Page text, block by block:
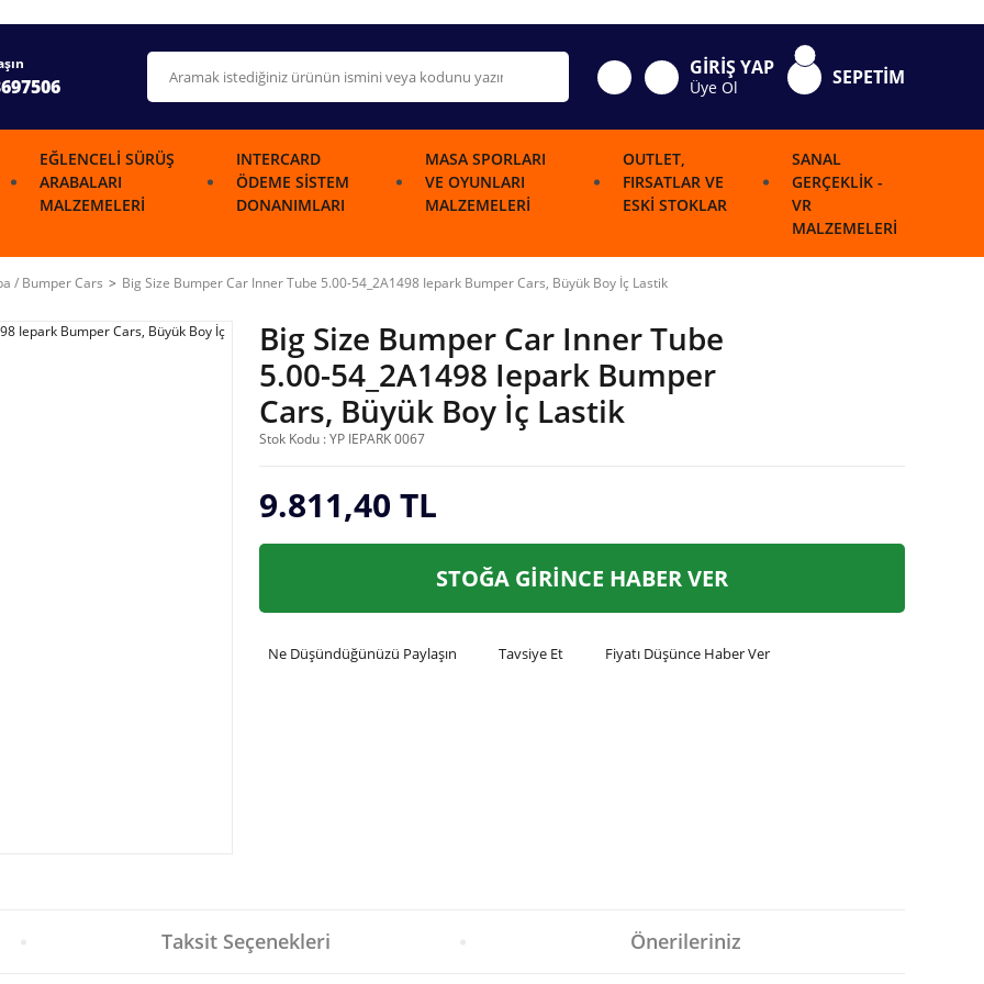
GİRİŞ YAP
Üye Ol SEPETİM
EĞLENCELI SÜRÜŞ
ARABALARI
MALZEMELERI
INTERCARD
ÖDEME SISTEM
DONANIMLARI
MASA SPORLARI
VE OYUNLARI
MALZEMELERI
OUTLET,
FIRSATLAR VE
ESKI STOKLAR
SANAL
GERÇEKLIK -
VR
MALZEMELERI
/ Bumper Cars Big Size Bumper Car Inner Tube 5.00-54_2A1498 Iepark Bumper Cars, Büyük Boy İç Lastik
Big Size Bumper Car Inner Tube
5.00-54_2A1498 Iepark Bumper
Cars, Büyük Boy İç Lastik
Stok Kodu : YP IEPARK 0067
9.811,40 TL
STOĞA GİRİNCE HABER VER
Ne Düşündüğünüzü Paylaşın Tavsiye Et Fiyatı Düşünce Haber Ver
Taksit Seçenekleri Önerileriniz